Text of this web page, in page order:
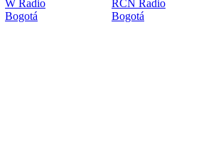
W Radio
Bogotá
RCN Radio
Bogotá